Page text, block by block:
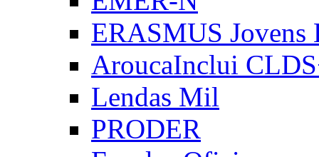
ERASMUS Jovens
AroucaInclui
Lendas Mil
PRODER